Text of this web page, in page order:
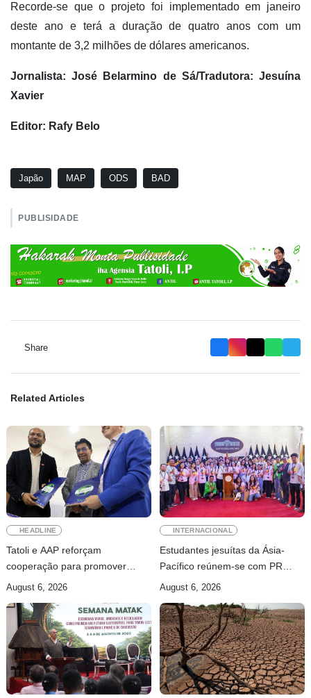
Recorde-se que o projeto foi implementado em janeiro
deste ano e terá a duração de quatro anos com um
montante de 3,2 milhões de dólares americanos.
Jornalista: José Belarmino de Sá/Tradutora: Jesuína
Xavier
Editor: Rafy Belo
Japão MAP ODS BAD
PUBLISIDADE
Share
Related Articles
HEADLINE
Tatoli e AAP reforçam
cooperação para promover
jornalismo profissional em
August 6, 2026
INTERNACIONAL
Estudantes jesuítas da Ásia-
Pacífico reúnem-se com PR
para conhecer processo de paz
August 6, 2026